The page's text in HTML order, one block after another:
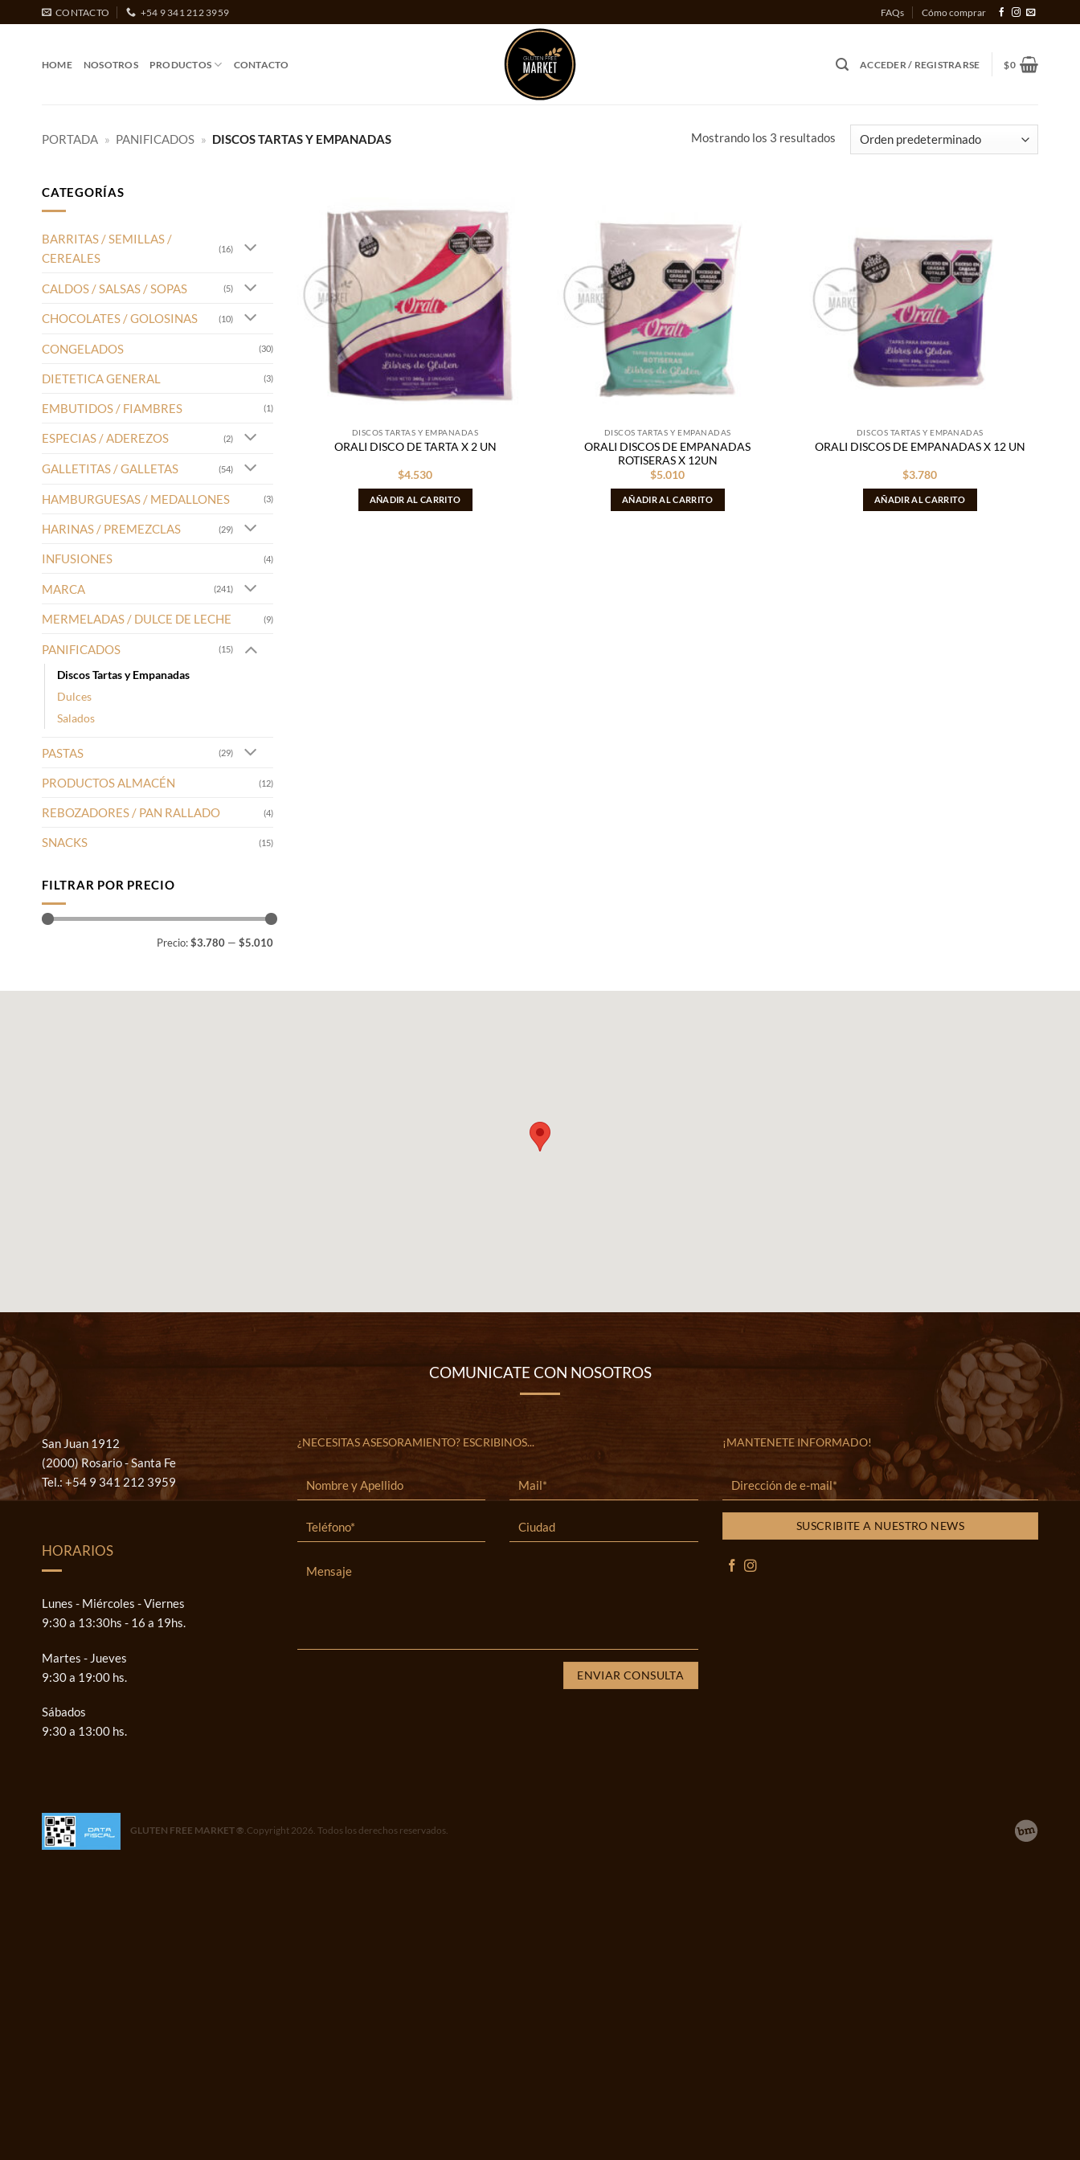
al
CONTACTO +54 9 341 212 3959 FAQs Cómo comprar
HOME NOSOTROS PRODUCTOS CONTACTO ACCEDER / REGISTRARSE $0
PORTADA » PANIFICADOS » DISCOS TARTAS Y EMPANADAS Mostrando los 3 resultados
CATEGORÍAS
BARRITAS / SEMILLAS /
CEREALES
(16)
CALDOS / SALSAS / SOPAS (5)
CHOCOLATES / GOLOSINAS (10)
CONGELADOS (30)
DIETETICA GENERAL (3)
EMBUTIDOS / FIAMBRES (1)
ESPECIAS / ADEREZOS (2)
GALLETITAS / GALLETAS (54)
HAMBURGUESAS / MEDALLONES (3)
HARINAS / PREMEZCLAS (29)
INFUSIONES (4)
MARCA (241)
MERMELADAS / DULCE DE LECHE (9)
PANIFICADOS (15)
Discos Tartas y Empanadas
Dulces
Salados
PASTAS (29)
PRODUCTOS ALMACÉN (12)
REBOZADORES / PAN RALLADO (4)
SNACKS (15)
FILTRAR POR PRECIO
Precio:$3.780— $5.010
deseos
DISCOS TARTAS Y EMPANADAS
ORALI DISCO DE TARTA X 2 UN
$4.530
AÑADIR AL CARRITO
DISCOS TARTAS Y EMPANADAS
ORALI DISCOS DE EMPANADAS
ROTISERAS X 12UN
$5.010
AÑADIR AL CARRITO
DISCOS TARTAS Y EMPANADAS
ORALI DISCOS DE EMPANADAS X 12 UN
$3.780
AÑADIR AL CARRITO
COMUNICATE CON NOSOTROS
San Juan 1912
(2000) Rosario - Santa Fe
Tel.: +54 9 341 212 3959
HORARIOS
Lunes - Miércoles - Viernes
9:30 a 13:30hs - 16 a 19hs.
Martes - Jueves
9:30 a 19:00 hs.
Sábados
9:30 a 13:00 hs.
¿NECESITAS ASESORAMIENTO? ESCRIBINOS... ¡MANTENETE INFORMADO!
GLUTEN FREE MARKET ®.Copyright 2026. Todos los derechos reservados.